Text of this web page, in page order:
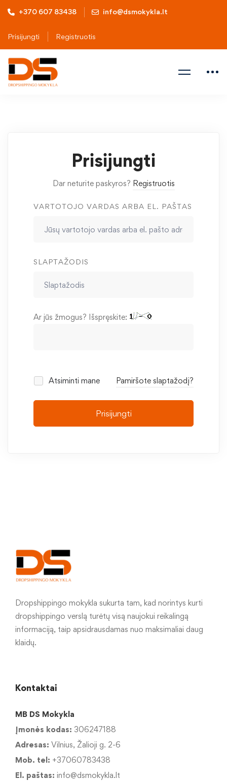
+370 607 83438 info@dsmokykla.lt
Prisijungti Registruotis
Prisijungti
Dar neturite paskyros? Registruotis
VARTOTOJO VARDAS ARBA EL. PAŠTAS
SLAPTAŽODIS
Ar jūs žmogus? Išspręskite:
Atsiminti mane Pamiršote slaptažodį?
Prisijungti
Dropshippingo mokykla sukurta tam, kad norintys kurti
dropshippingo verslą turėtų visą naujokui reikalingą
informaciją, taip apsidrausdamas nuo maksimaliai daug
klaidų.
Kontaktai
MB DS Mokykla
Įmonės kodas: 306247188
Adresas: Vilnius, Žalioji g. 2-6
Mob. tel: +37060783438
El. paštas: info@dsmokykla.lt